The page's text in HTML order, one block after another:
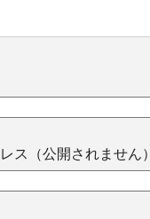
ス（公開されません）